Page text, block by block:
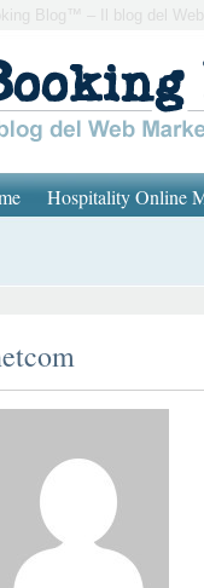
Blog™ – Il blog del Web
Hospitality Online